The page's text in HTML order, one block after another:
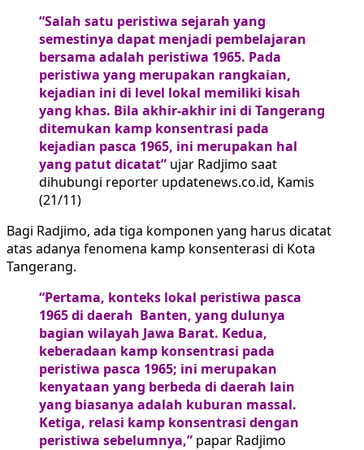
“Salah satu peristiwa sejarah yang
semestinya dapat menjadi pembelajaran
bersama adalah peristiwa 1965. Pada
peristiwa yang merupakan rangkaian,
kejadian ini di level lokal memiliki kisah
yang khas. Bila akhir-akhir ini di Tangerang
ditemukan kamp konsentrasi pada
kejadian pasca 1965, ini merupakan hal
yang patut dicatat” ujar Radjimo saat
dihubungi reporter updatenews.co.id, Kamis
(21/11)
Bagi Radjimo, ada tiga komponen yang harus dicatat
atas adanya fenomena kamp konsenterasi di Kota
Tangerang.
“Pertama, konteks lokal peristiwa pasca
1965 di daerah Banten, yang dulunya
bagian wilayah Jawa Barat. Kedua,
keberadaan kamp konsentrasi pada
peristiwa pasca 1965; ini merupakan
kenyataan yang berbeda di daerah lain
yang biasanya adalah kuburan massal.
Ketiga, relasi kamp konsentrasi dengan
peristiwa sebelumnya,” papar Radjimo